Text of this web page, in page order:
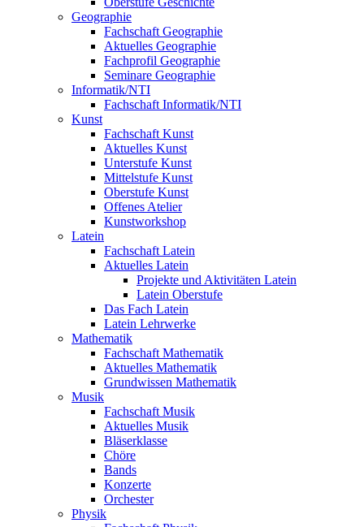
Geographie
Fachschaft Geographie
Aktuelles Geographie
Fachprofil Geographie
Seminare Geographie
Informatik/NTI
Fachschaft Informatik/NTI
Kunst
Fachschaft Kunst
Aktuelles Kunst
Unterstufe Kunst
Mittelstufe Kunst
Oberstufe Kunst
Offenes Atelier
Kunstworkshop
Latein
Fachschaft Latein
Aktuelles Latein
Projekte und Aktivitäten Latein
Latein Oberstufe
Das Fach Latein
Latein Lehrwerke
Mathematik
Fachschaft Mathematik
Aktuelles Mathematik
Grundwissen Mathematik
Musik
Fachschaft Musik
Aktuelles Musik
Bläserklasse
Chöre
Bands
Konzerte
Orchester
Physik